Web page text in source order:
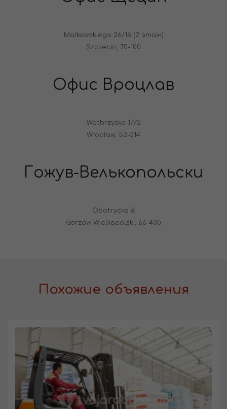
Malkowskiego 26/16 (2 этаж)
Szczecin, 70-100
Офис Вроцлав
Watbrzyska 17/2
Wrocław, 52-314
Гожув-Велькопольски
Obotrycka 8
Gorzów Wielkopolski, 66-400
Похожие объявления